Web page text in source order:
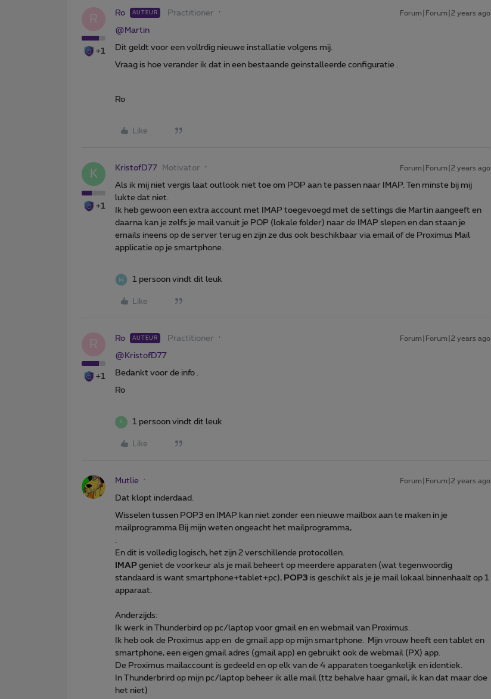
R
+1
Ro AUTEUR Practitioner Forum|Forum|2 years ago
@Martin
Dit geldt voor een vollrdig nieuwe installatie volgens mij.
Vraag is hoe verander ik dat in een bestaande geinstalleerde configuratie .
Ro
Like
K
+1
KristofD77 Motivator Forum|Forum|2 years ago
Als ik mij niet vergis laat outlook niet toe om POP aan te passen naar IMAP. Ten minste bij mij
lukte dat niet.
Ik heb gewoon een extra account met IMAP toegevoegd met de settings die Martin aangeeft en
daarna kan je zelfs je mail vanuit je POP (lokale folder) naar de IMAP slepen en dan staan je
emails ineens op de server terug en zijn ze dus ook beschikbaar via email of de Proximus Mail
applicatie op je smartphone.
1 persoon vindt dit leuk
Like
R
+1
Ro AUTEUR Practitioner Forum|Forum|2 years ago
@KristofD77
Bedankt voor de info .
Ro
K 1 persoon vindt dit leuk
Like
Mutlie Forum|Forum|2 years ago
Dat klopt inderdaad.
Wisselen tussen POP3 en IMAP kan niet zonder een nieuwe mailbox aan te maken in je
mailprogramma Bij mijn weten ongeacht het mailprogramma,
En dit is volledig logisch, het zijn 2 verschillende protocollen.
IMAP geniet de voorkeur als je mail beheert op meerdere apparaten (wat tegenwoordig
standaard is want smartphone+tablet+pc), POP3 is geschikt als je je mail lokaal binnenhaalt op 1
apparaat.
Anderzijds:
Ik werk in Thunderbird op pc/laptop voor gmail en en webmail van Proximus.
Ik heb ook de Proximus app en de gmail app op mijn smartphone. Mijn vrouw heeft een tablet en
smartphone, een eigen gmail adres (gmail app) en gebruikt ook de webmail (PX) app.
De Proximus mailaccount is gedeeld en op elk van de 4 apparaten toegankelijk en identiek.
In Thunderbrird op mijn pc/laptop beheer ik alle mail (ttz behalve haar gmail, ik kan dat maar doe
het niet)